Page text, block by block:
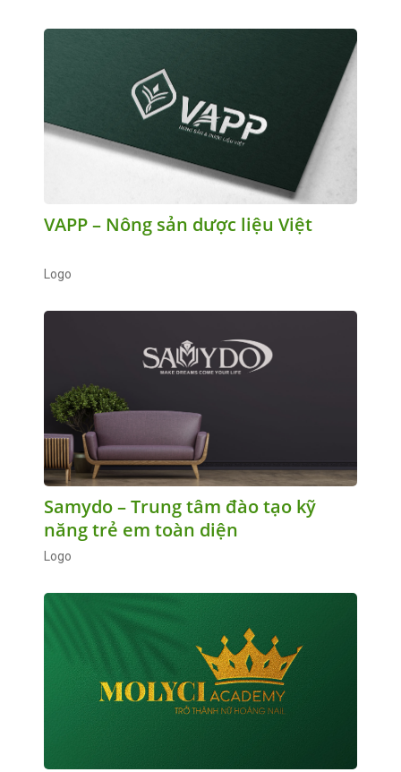
VAPP – Nông sản dược liệu Việt
Logo
Samydo – Trung tâm đào tạo kỹ
năng trẻ em toàn diện
Logo